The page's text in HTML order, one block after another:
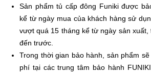
Sản phẩm tủ cấp đông Funiki được
kể từ ngày mua của khách hàng sử
vượt quá 15 tháng kể từ ngày sản
đến trước.
Trong thời gian bảo hành, sản phẩm
phí tại cáctrung tâm bảo hành